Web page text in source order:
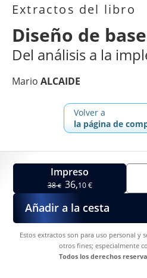
Extractos del libro
Diseño de
Del análisis a la
Mario ALCAIDE
Volver a
la página de
Impreso
38€ 36,10 €
Añadir a la cesta
Estos extractos son para uso personal y
otros fines; especialmente
Todos los derechos